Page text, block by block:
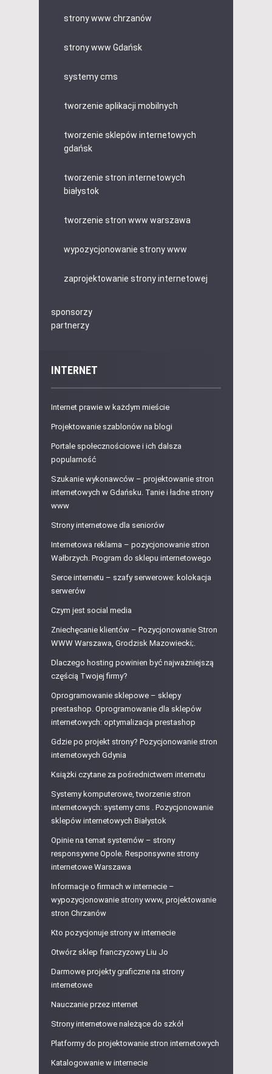
strony www chrzanów
strony www Gdańsk
systemy cms
tworzenie aplikacji mobilnych
tworzenie sklepów internetowych
gdańsk
tworzenie stron internetowych
białystok
tworzenie stron www warszawa
wypozycjonowanie strony www
zaprojektowanie strony internetowej
sponsorzy
partnerzy
INTERNET
Internet prawie w każdym mieście
Projektowanie szablonów na blogi
Portale społecznościowe i ich dalsza
popularność
Szukanie wykonawców – projektowanie stron
internetowych w Gdańsku. Tanie i ładne strony
www
Strony internetowe dla seniorów
Internetowa reklama – pozycjonowanie stron
Wałbrzych. Program do sklepu internetowego
Serce internetu – szafy serwerowe: kolokacja
serwerów
Czym jest social media
Zniechęcanie klientów – Pozycjonowanie Stron
WWW Warszawa, Grodzisk Mazowiecki;.
Dlaczego hosting powinien być najważniejszą
częścią Twojej firmy?
Oprogramowanie sklepowe – sklepy
prestashop. Oprogramowanie dla sklepów
internetowych: optymalizacja prestashop
Gdzie po projekt strony? Pozycjonowanie stron
internetowych Gdynia
Książki czytane za pośrednictwem internetu
Systemy komputerowe, tworzenie stron
internetowych: systemy cms . Pozycjonowanie
sklepów internetowych Białystok
Opinie na temat systemów – strony
responsywne Opole. Responsywne strony
internetowe Warszawa
Informacje o firmach w internecie –
wypozycjonowanie strony www, projektowanie
stron Chrzanów
Kto pozycjonuje strony w internecie
Otwórz sklep franczyzowy Liu Jo
Darmowe projekty graficzne na strony
internetowe
Nauczanie przez internet
Strony internetowe należące do szkół
Platformy do projektowanie stron internetowych
Katalogowanie w internecie